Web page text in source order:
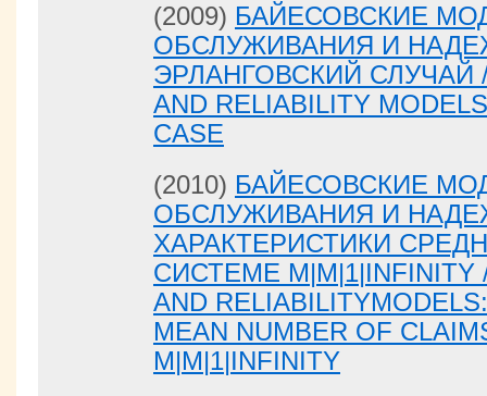
(2009) БАЙЕСОВСКИЕ
ОБСЛУЖИВАНИЯ И
ЭРЛАНГОВСКИЙ СЛУЧАЙ /
AND RELIABILITY
CASE
(2010) БАЙЕСОВСКИЕ
ОБСЛУЖИВАНИЯ И
ХАРАКТЕРИСТИКИ
СИСТЕМЕ M|M|1|INFINITY
AND
MEAN NUMBER OF
M|M|1|INFINITY